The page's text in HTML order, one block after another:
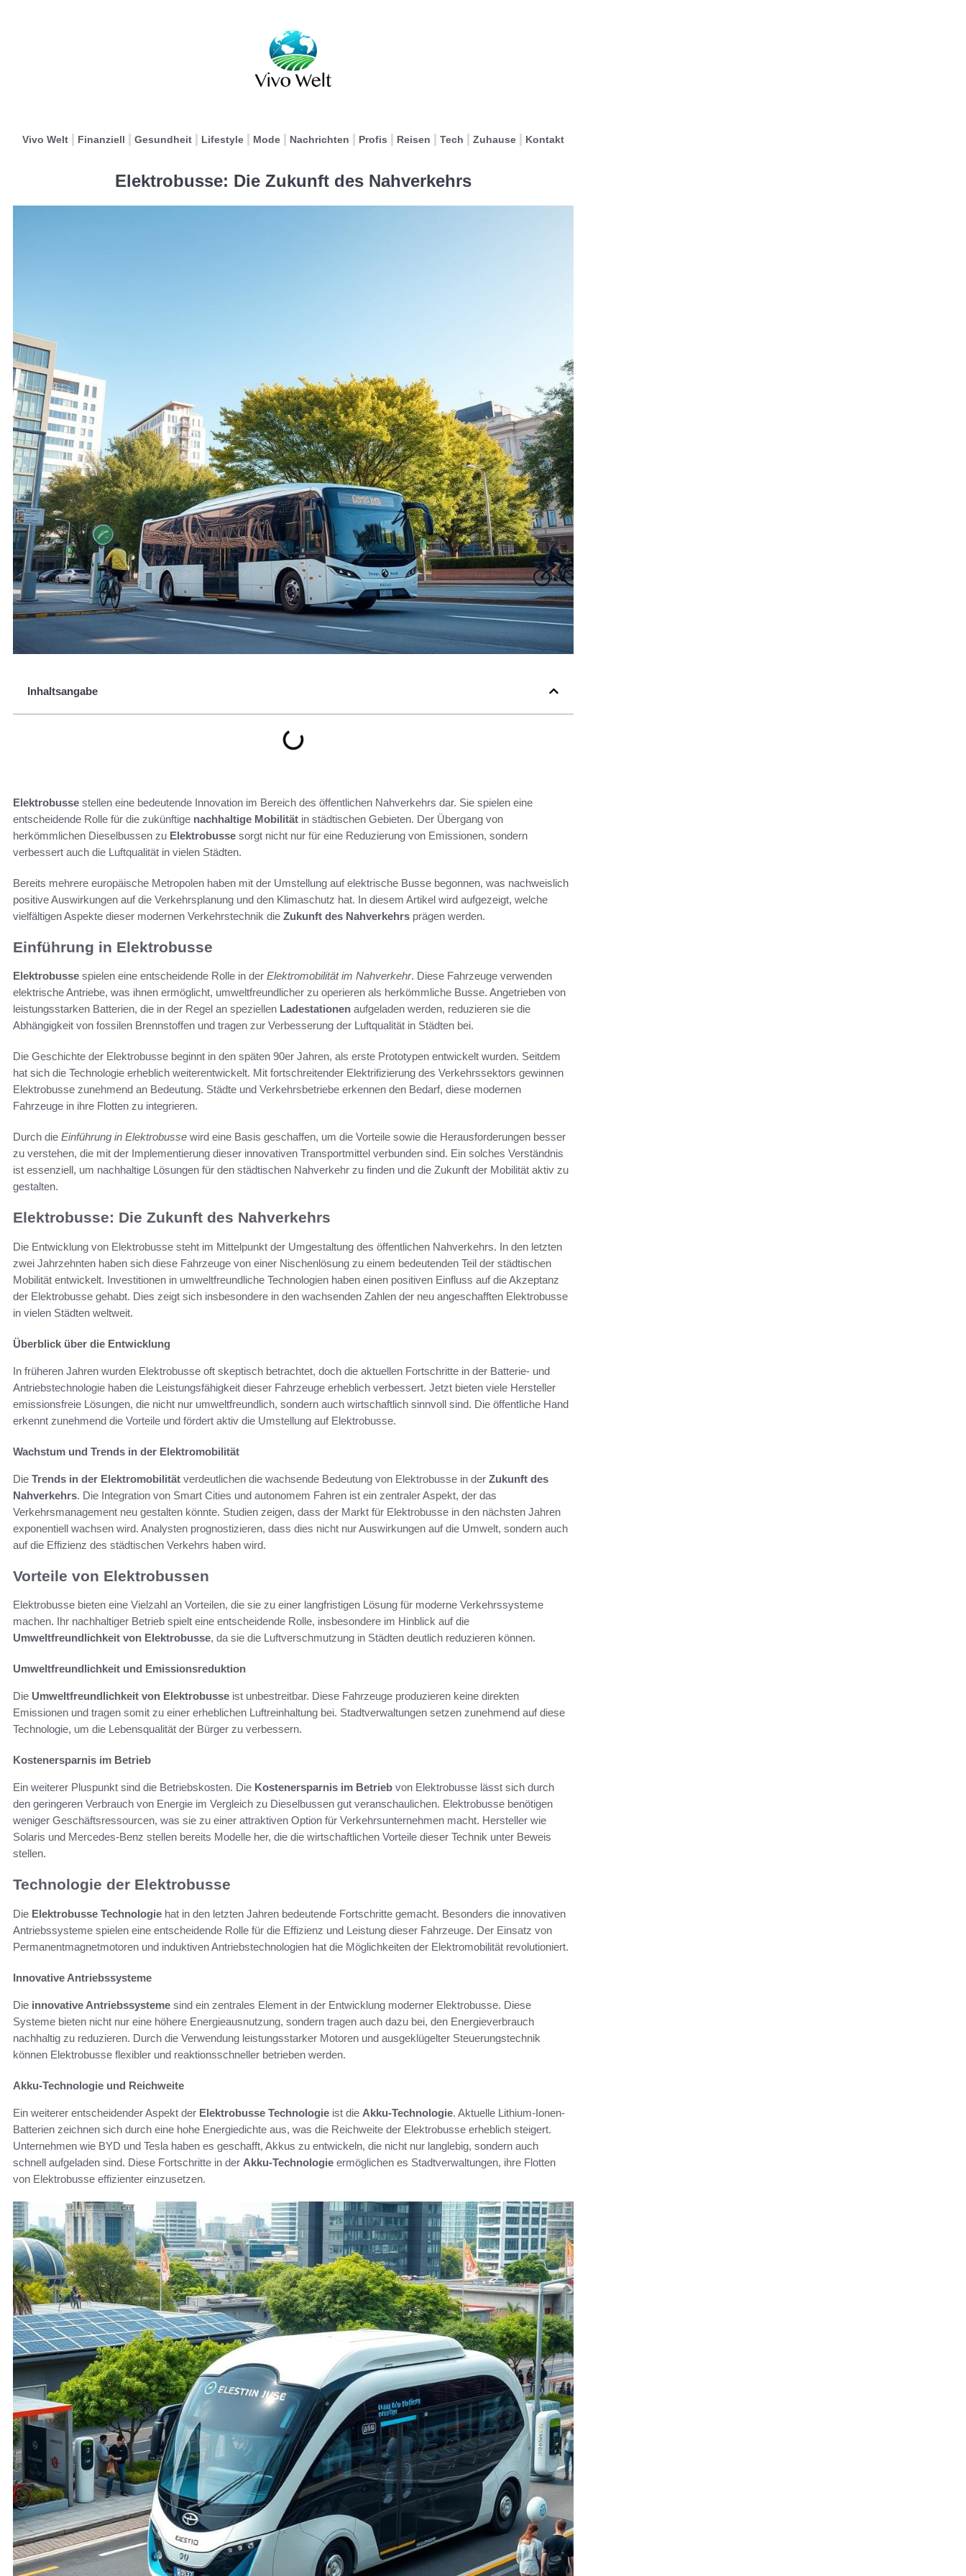
Vivo Welt Finanziell Gesundheit Lifestyle Mode Nachrichten Profis Reisen Tech Zuhause Kontakt
Elektrobusse: Die Zukunft des Nahverkehrs
Inhaltsangabe
Elektrobusse stellen eine bedeutende Innovation im Bereich des öffentlichen Nahverkehrs dar. Sie spielen eine
entscheidende Rolle für die zukünftige nachhaltige Mobilität in städtischen Gebieten. Der Übergang von
herkömmlichen Dieselbussen zu Elektrobusse sorgt nicht nur für eine Reduzierung von Emissionen, sondern
verbessert auch die Luftqualität in vielen Städten.
Bereits mehrere europäische Metropolen haben mit der Umstellung auf elektrische Busse begonnen, was nachweislich
positive Auswirkungen auf die Verkehrsplanung und den Klimaschutz hat. In diesem Artikel wird aufgezeigt, welche
vielfältigen Aspekte dieser modernen Verkehrstechnik die Zukunft des Nahverkehrs prägen werden.
Einführung in Elektrobusse
Elektrobusse spielen eine entscheidende Rolle in der Elektromobilität im Nahverkehr. Diese Fahrzeuge verwenden
elektrische Antriebe, was ihnen ermöglicht, umweltfreundlicher zu operieren als herkömmliche Busse. Angetrieben von
leistungsstarken Batterien, die in der Regel an speziellen Ladestationen aufgeladen werden, reduzieren sie die
Abhängigkeit von fossilen Brennstoffen und tragen zur Verbesserung der Luftqualität in Städten bei.
Die Geschichte der Elektrobusse beginnt in den späten 90er Jahren, als erste Prototypen entwickelt wurden. Seitdem
hat sich die Technologie erheblich weiterentwickelt. Mit fortschreitender Elektrifizierung des Verkehrssektors gewinnen
Elektrobusse zunehmend an Bedeutung. Städte und Verkehrsbetriebe erkennen den Bedarf, diese modernen
Fahrzeuge in ihre Flotten zu integrieren.
Durch die Einführung in Elektrobusse wird eine Basis geschaffen, um die Vorteile sowie die Herausforderungen besser
zu verstehen, die mit der Implementierung dieser innovativen Transportmittel verbunden sind. Ein solches Verständnis
ist essenziell, um nachhaltige Lösungen für den städtischen Nahverkehr zu finden und die Zukunft der Mobilität aktiv zu
gestalten.
Elektrobusse: Die Zukunft des Nahverkehrs
Die Entwicklung von Elektrobusse steht im Mittelpunkt der Umgestaltung des öffentlichen Nahverkehrs. In den letzten
zwei Jahrzehnten haben sich diese Fahrzeuge von einer Nischenlösung zu einem bedeutenden Teil der städtischen
Mobilität entwickelt. Investitionen in umweltfreundliche Technologien haben einen positiven Einfluss auf die Akzeptanz
der Elektrobusse gehabt. Dies zeigt sich insbesondere in den wachsenden Zahlen der neu angeschafften Elektrobusse
in vielen Städten weltweit.
Überblick über die Entwicklung
In früheren Jahren wurden Elektrobusse oft skeptisch betrachtet, doch die aktuellen Fortschritte in der Batterie- und
Antriebstechnologie haben die Leistungsfähigkeit dieser Fahrzeuge erheblich verbessert. Jetzt bieten viele Hersteller
emissionsfreie Lösungen, die nicht nur umweltfreundlich, sondern auch wirtschaftlich sinnvoll sind. Die öffentliche Hand
erkennt zunehmend die Vorteile und fördert aktiv die Umstellung auf Elektrobusse.
Wachstum und Trends in der Elektromobilität
Die Trends in der Elektromobilität verdeutlichen die wachsende Bedeutung von Elektrobusse in der Zukunft des
Nahverkehrs. Die Integration von Smart Cities und autonomem Fahren ist ein zentraler Aspekt, der das
Verkehrsmanagement neu gestalten könnte. Studien zeigen, dass der Markt für Elektrobusse in den nächsten Jahren
exponentiell wachsen wird. Analysten prognostizieren, dass dies nicht nur Auswirkungen auf die Umwelt, sondern auch
auf die Effizienz des städtischen Verkehrs haben wird.
Vorteile von Elektrobussen
Elektrobusse bieten eine Vielzahl an Vorteilen, die sie zu einer langfristigen Lösung für moderne Verkehrssysteme
machen. Ihr nachhaltiger Betrieb spielt eine entscheidende Rolle, insbesondere im Hinblick auf die
Umweltfreundlichkeit von Elektrobusse, da sie die Luftverschmutzung in Städten deutlich reduzieren können.
Umweltfreundlichkeit und Emissionsreduktion
Die Umweltfreundlichkeit von Elektrobusse ist unbestreitbar. Diese Fahrzeuge produzieren keine direkten
Emissionen und tragen somit zu einer erheblichen Luftreinhaltung bei. Stadtverwaltungen setzen zunehmend auf diese
Technologie, um die Lebensqualität der Bürger zu verbessern.
Kostenersparnis im Betrieb
Ein weiterer Pluspunkt sind die Betriebskosten. Die Kostenersparnis im Betrieb von Elektrobusse lässt sich durch
den geringeren Verbrauch von Energie im Vergleich zu Dieselbussen gut veranschaulichen. Elektrobusse benötigen
weniger Geschäftsressourcen, was sie zu einer attraktiven Option für Verkehrsunternehmen macht. Hersteller wie
Solaris und Mercedes-Benz stellen bereits Modelle her, die die wirtschaftlichen Vorteile dieser Technik unter Beweis
stellen.
Technologie der Elektrobusse
Die Elektrobusse Technologie hat in den letzten Jahren bedeutende Fortschritte gemacht. Besonders die innovativen
Antriebssysteme spielen eine entscheidende Rolle für die Effizienz und Leistung dieser Fahrzeuge. Der Einsatz von
Permanentmagnetmotoren und induktiven Antriebstechnologien hat die Möglichkeiten der Elektromobilität revolutioniert.
Innovative Antriebssysteme
Die innovative Antriebssysteme sind ein zentrales Element in der Entwicklung moderner Elektrobusse. Diese
Systeme bieten nicht nur eine höhere Energieausnutzung, sondern tragen auch dazu bei, den Energieverbrauch
nachhaltig zu reduzieren. Durch die Verwendung leistungsstarker Motoren und ausgeklügelter Steuerungstechnik
können Elektrobusse flexibler und reaktionsschneller betrieben werden.
Akku-Technologie und Reichweite
Ein weiterer entscheidender Aspekt der Elektrobusse Technologie ist die Akku-Technologie. Aktuelle Lithium-Ionen-
Batterien zeichnen sich durch eine hohe Energiedichte aus, was die Reichweite der Elektrobusse erheblich steigert.
Unternehmen wie BYD und Tesla haben es geschafft, Akkus zu entwickeln, die nicht nur langlebig, sondern auch
schnell aufgeladen sind. Diese Fortschritte in der Akku-Technologie ermöglichen es Stadtverwaltungen, ihre Flotten
von Elektrobusse effizienter einzusetzen.